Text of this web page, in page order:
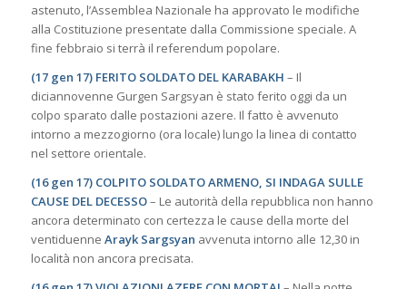
astenuto, l’Assemblea Nazionale ha approvato le modifiche
alla Costituzione presentate dalla Commissione speciale. A
fine febbraio si terrà il referendum popolare.
(17 gen 17) FERITO SOLDATO DEL KARABAKH – Il
diciannovenne Gurgen Sargsyan è stato ferito oggi da un
colpo sparato dalle postazioni azere. Il fatto è avvenuto
intorno a mezzogiorno (ora locale) lungo la linea di contatto
nel settore orientale.
(16 gen 17) COLPITO SOLDATO ARMENO, SI INDAGA SULLE
CAUSE DEL DECESSO– Le autorità della repubblica non hanno
ancora determinato con certezza le cause della morte del
ventiduenne Arayk Sargsyan avvenuta intorno alle 12,30 in
località non ancora precisata.